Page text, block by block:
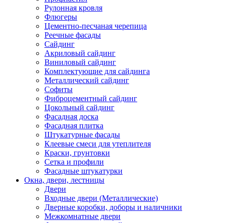
Рулонная кровля
Флюгеры
Цементно-песчаная черепица
Реечные фасады
Сайдинг
Акриловый сайдинг
Виниловый сайдинг
Комплектующие для сайдинга
Металлический сайдинг
Софиты
Фиброцементный сайдинг
Цокольный сайдинг
Фасадная доска
Фасадная плитка
Штукатурные фасады
Клеевые смеси для утеплителя
Краски, грунтовки
Сетка и профили
Фасадные штукатурки
Окна, двери, лестницы
Двери
Входные двери (Металлические)
Дверные коробки, доборы и наличники
Межкомнатные двери